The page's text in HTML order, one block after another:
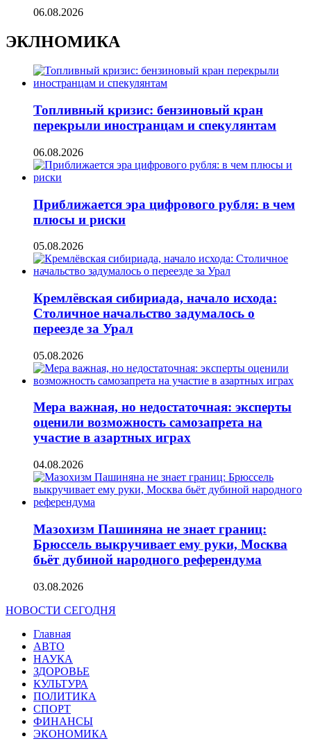
06.08.2026
ЭКЛНОМИКА
Топливный кризис: бензиновый кран
перекрыли иностранцам и спекулянтам
06.08.2026
Приближается эра цифрового рубля: в чем
плюсы и риски
05.08.2026
Кремлёвская сибириада, начало исхода:
Столичное начальство задумалось о
переезде за Урал
05.08.2026
Мера важная, но недостаточная: эксперты
оценили возможность самозапрета на
участие в азартных играх
04.08.2026
Мазохизм Пашиняна не знает границ:
Брюссель выкручивает ему руки, Москва
бьёт дубиной народного референдума
03.08.2026
НОВОСТИ СЕГОДНЯ
Главная
АВТО
НАУКА
ЗДОРОВЬЕ
КУЛЬТУРА
ПОЛИТИКА
СПОРТ
ФИНАНСЫ
ЭКОНОМИКА